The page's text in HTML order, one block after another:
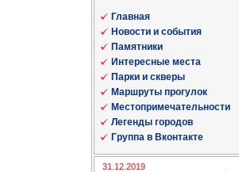
Главная
Новости и события
Памятники
Интересные места
Парки и скверы
Маршруты прогулок
Местопримечательности
Легенды городов
Группа в Вконтакте
31.12.2019